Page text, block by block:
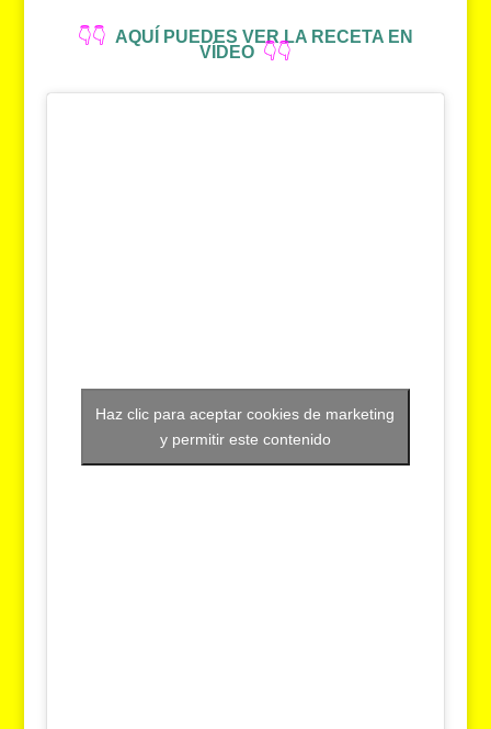
👇👇 AQUÍ PUEDES VER LA RECETA EN
VÍDEO 👇👇
Haz clic para aceptar cookies de marketing
y permitir este contenido